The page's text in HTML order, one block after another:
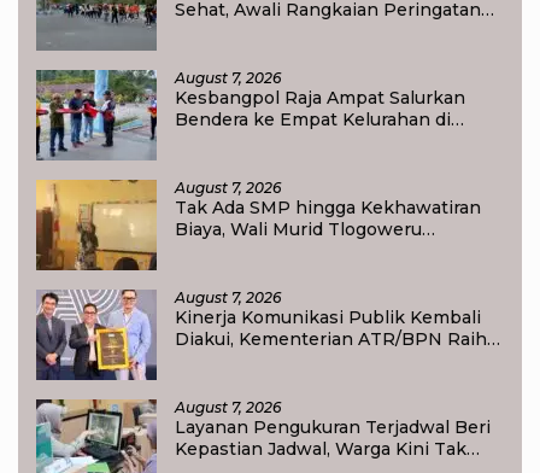
Sehat, Awali Rangkaian Peringatan
August 7, 2026
Kesbangpol Raja Ampat Salurkan
Bendera ke Empat Kelurahan di
August 7, 2026
Tak Ada SMP hingga Kekhawatiran
Biaya, Wali Murid Tlogoweru
August 7, 2026
Kinerja Komunikasi Publik Kembali
Diakui, Kementerian ATR/BPN Raih
August 7, 2026
Layanan Pengukuran Terjadwal Beri
Kepastian Jadwal, Warga Kini Tak